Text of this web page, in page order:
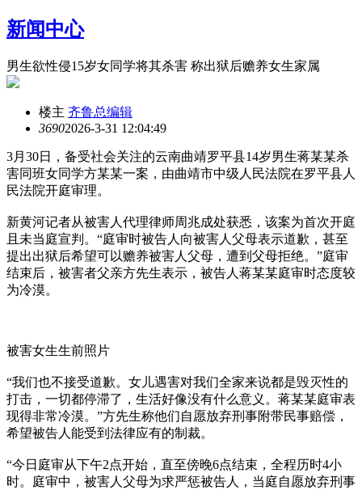
新闻中心
男生欲性侵15岁女同学将其杀害 称出狱后赡养女生家属
楼主 齐鲁总编辑
36902026-3-31 12:04:49
3月30日，备受社会关注的云南曲靖罗平县14岁男生蒋某某杀
害同班女同学方某某一案，由曲靖市中级人民法院在罗平县人
民法院开庭审理。
新黄河记者从被害人代理律师周兆成处获悉，该案为首次开庭
且未当庭宣判。“庭审时被告人向被害人父母表示道歉，甚至
提出出狱后希望可以赡养被害人父母，遭到父母拒绝。”庭审
结束后，被害者父亲方先生表示，被告人蒋某某庭审时态度较
为冷漠。
被害女生生前照片
“我们也不接受道歉。女儿遇害对我们全家来说都是毁灭性的
打击，一切都停滞了，生活好像没有什么意义。蒋某某庭审表
现得非常冷漠。”方先生称他们自愿放弃刑事附带民事赔偿，
希望被告人能受到法律应有的制裁。
“今日庭审从下午2点开始，直至傍晚6点结束，全程历时4小
时。庭审中，被害人父母为求严惩被告人，当庭自愿放弃刑事